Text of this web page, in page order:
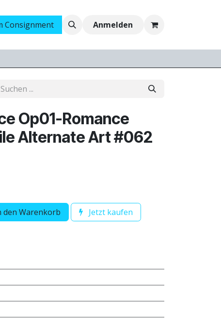
Ankauf Jobs
Consignment Anmelden
Op01-Romance
Alternate Art #062
den Warenkorb Jetzt kaufen